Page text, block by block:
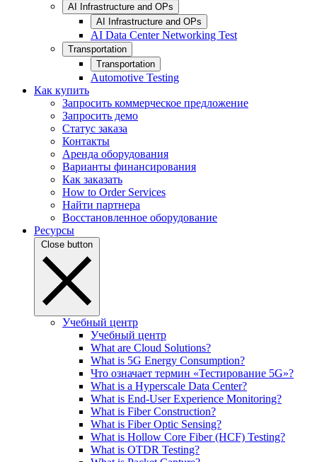
AI Infrastructure and OPs
AI Infrastructure and OPs
AI Data Center Networking Test
Transportation
Transportation
Automotive Testing
Как купить
Запросить коммерческое предложение
Запросить демо
Статус заказа
Контакты
Аренда оборудования
Варианты финансирования
Как заказать
How to Order Services
Найти партнера
Восстановленное оборудование
Ресурсы
Close button
Учебный центр
Учебный центр
What are Cloud Solutions?
What is 5G Energy Consumption?
Что означает термин «Тестирование 5G»?
What is a Hyperscale Data Center?
What is End-User Experience Monitoring?
What is Fiber Construction?
What is Fiber Optic Sensing?
What is Hollow Core Fiber (HCF) Testing?
What is OTDR Testing?